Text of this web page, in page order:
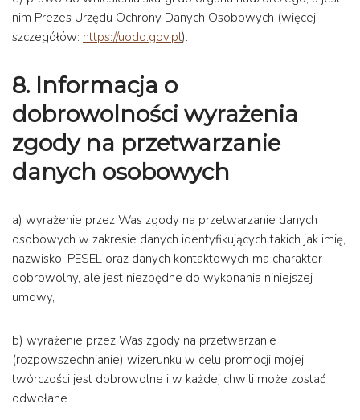
nim Prezes Urzędu Ochrony Danych Osobowych (więcej
szczegółów: https://uodo.gov.pl).
8. Informacja o
dobrowolności wyrażenia
zgody na przetwarzanie
danych osobowych
a) wyrażenie przez Was zgody na przetwarzanie danych
osobowych w zakresie danych identyfikujących takich jak imię,
nazwisko, PESEL oraz danych kontaktowych ma charakter
dobrowolny, ale jest niezbędne do wykonania niniejszej
umowy,
b) wyrażenie przez Was zgody na przetwarzanie
(rozpowszechnianie) wizerunku w celu promocji mojej
twórczości jest dobrowolne i w każdej chwili może zostać
odwołane.